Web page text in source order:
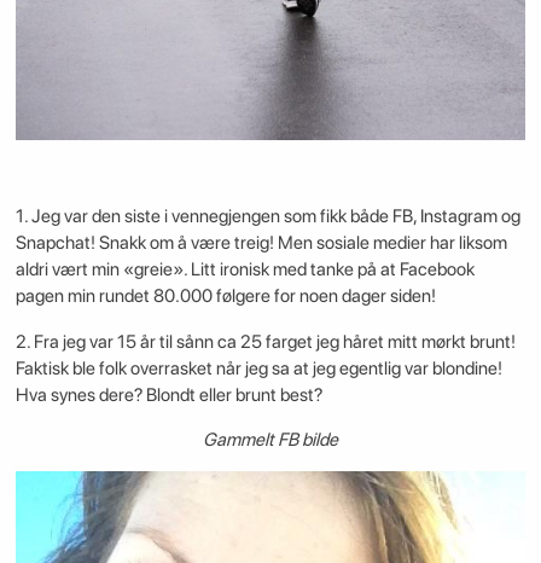
1. Jeg var den siste i vennegjengen som fikk både FB, Instagram og
Snapchat! Snakk om å være treig! Men sosiale medier har liksom
aldri vært min «greie». Litt ironisk med tanke på at Facebook
pagen min rundet 80.000 følgere for noen dager siden!
2. Fra jeg var 15 år til sånn ca 25 farget jeg håret mitt mørkt brunt!
Faktisk ble folk overrasket når jeg sa at jeg egentlig var blondine!
Hva synes dere? Blondt eller brunt best?
Gammelt FB bilde